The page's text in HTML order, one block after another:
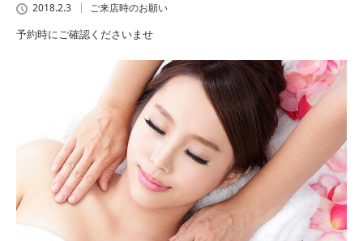
2018.2.3 ご来店時のお願い
予約時にご確認くださいませ